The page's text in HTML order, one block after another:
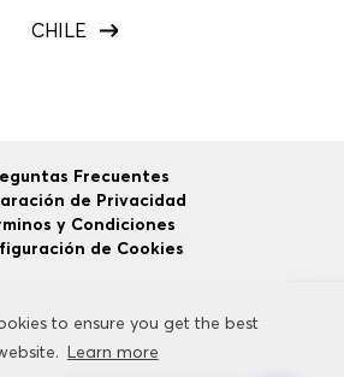
to ensure you get the best
Learn more
to ensure you get the best
Learn more
CHILE
Frecuentes
de Privacidad
y Condiciones
de Cookies
Todos los Derechos Reservados.